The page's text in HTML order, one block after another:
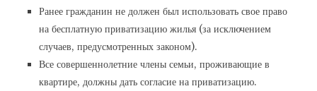
Ранее гражданин не должен был использовать свое право
на бесплатную приватизацию жилья (за исключением
случаев, предусмотренных законом).
Все совершеннолетние члены семьи, проживающие в
квартире, должны дать согласие на приватизацию.